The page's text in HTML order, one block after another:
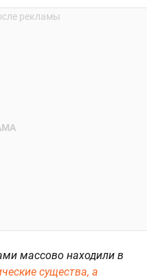
массово находили в
существа, а